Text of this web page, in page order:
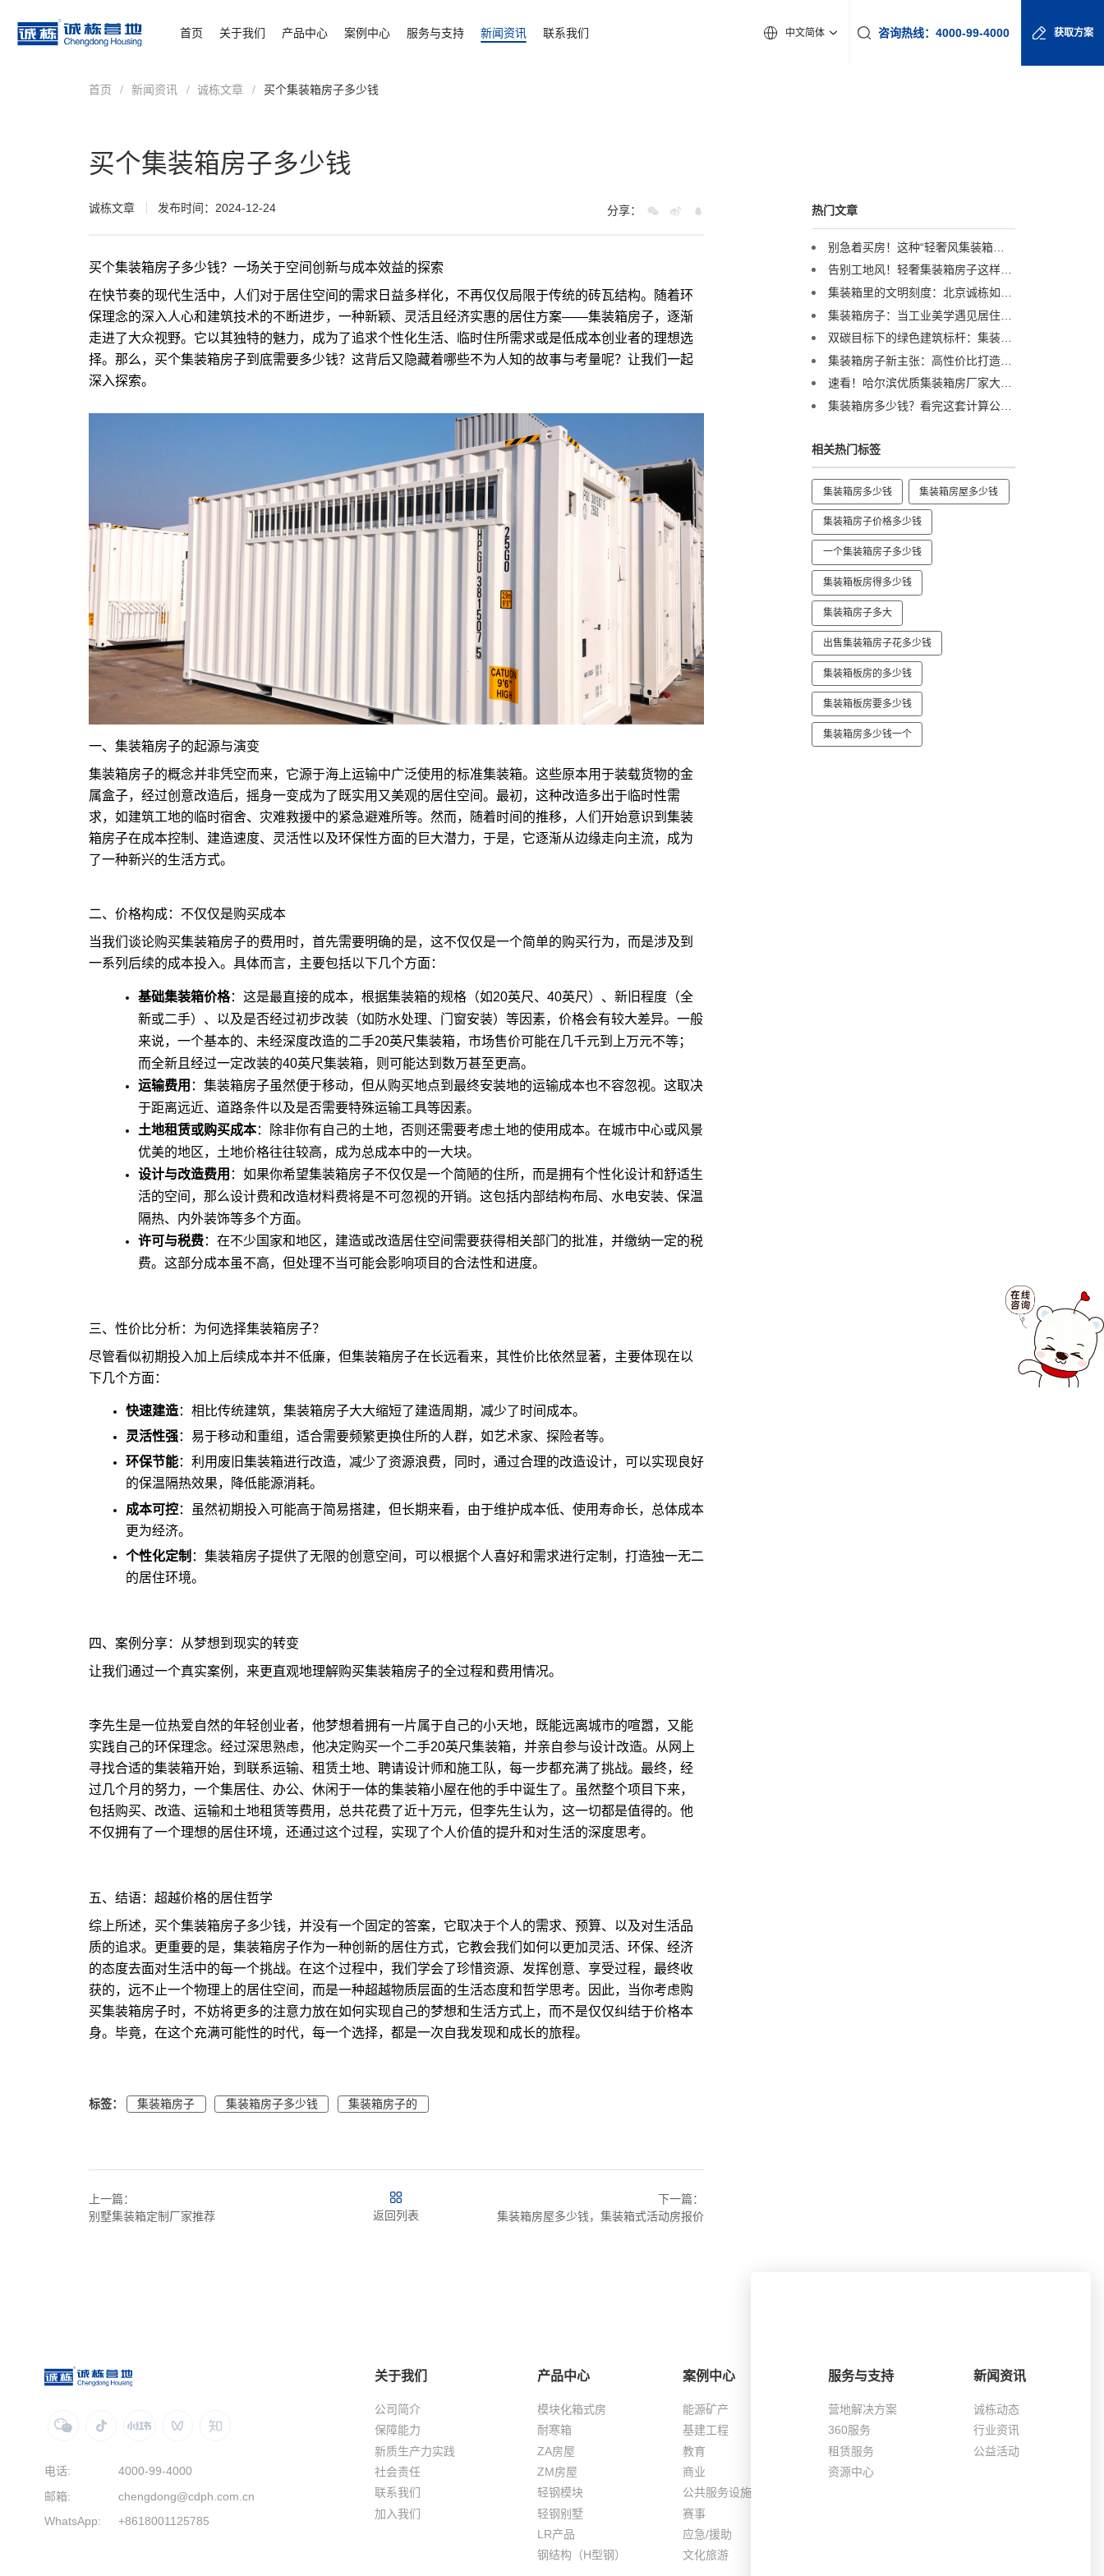
首页 关于我们 产品中心 案例中心 服务与支持 新闻资讯 联系我们 中文简体 咨询热线：4000-99-4000 获取方案
首页 / 新闻资讯 / 诚栋文章 / 买个集装箱房子多少钱
买个集装箱房子多少钱
诚栋文章 发布时间：2024-12-24 分享：
买个集装箱房子多少钱？一场关于空间创新与成本效益的探索
在快节奏的现代生活中，人们对于居住空间的需求日益多样化，不再仅仅局限于传统的砖瓦结构。随着环
保理念的深入人心和建筑技术的不断进步，一种新颖、灵活且经济实惠的居住方案——集装箱房子，逐渐
走进了大众视野。它以其独特的魅力，成为了追求个性化生活、临时住所需求或是低成本创业者的理想选
择。那么，买个集装箱房子到底需要多少钱？这背后又隐藏着哪些不为人知的故事与考量呢？让我们一起
深入探索。
一、集装箱房子的起源与演变
集装箱房子的概念并非凭空而来，它源于海上运输中广泛使用的标准集装箱。这些原本用于装载货物的金
属盒子，经过创意改造后，摇身一变成为了既实用又美观的居住空间。最初，这种改造多出于临时性需
求，如建筑工地的临时宿舍、灾难救援中的紧急避难所等。然而，随着时间的推移，人们开始意识到集装
箱房子在成本控制、建造速度、灵活性以及环保性方面的巨大潜力，于是，它逐渐从边缘走向主流，成为
了一种新兴的生活方式。
二、价格构成：不仅仅是购买成本
当我们谈论购买集装箱房子的费用时，首先需要明确的是，这不仅仅是一个简单的购买行为，而是涉及到
一系列后续的成本投入。具体而言，主要包括以下几个方面：
基础集装箱价格：这是最直接的成本，根据集装箱的规格（如20英尺、40英尺）、新旧程度（全
新或二手）、以及是否经过初步改装（如防水处理、门窗安装）等因素，价格会有较大差异。一般
来说，一个基本的、未经深度改造的二手20英尺集装箱，市场售价可能在几千元到上万元不等；
而全新且经过一定改装的40英尺集装箱，则可能达到数万甚至更高。
运输费用 ：集装箱房子虽然便于移动，但从购买地点到最终安装地的运输成本也不容忽视。这取决
于距离远近、道路条件以及是否需要特殊运输工具等因素。
土地租赁或购买成本：除非你有自己的土地，否则还需要考虑土地的使用成本。在城市中心或风景
优美的地区，土地价格往往较高，成为总成本中的一大块。
设计与改造费用 ：如果你希望集装箱房子不仅仅是一个简陋的住所，而是拥有个性化设计和舒适生
活的空间，那么设计费和改造材料费将是不可忽视的开销。这包括内部结构布局、水电安装、保温
隔热、内外装饰等多个方面。
许可与税费：在不少国家和地区，建造或改造居住空间需要获得相关部门的批准，并缴纳一定的税
费。这部分成本虽不高，但处理不当可能会影响项目的合法性和进度。
三、性价比分析：为何选择集装箱房子？
尽管看似初期投入加上后续成本并不低廉，但集装箱房子在长远看来，其性价比依然显著，主要体现在以
下几个方面：
快速建造：相比传统建筑，集装箱房子大大缩短了建造周期，减少了时间成本。
灵活性强：易于移动和重组，适合需要频繁更换住所的人群，如艺术家、探险者等。
环保节能：利用废旧集装箱进行改造，减少了资源浪费，同时，通过合理的改造设计，可以实现良好
的保温隔热效果，降低能源消耗。
成本可控：虽然初期投入可能高于简易搭建，但长期来看，由于维护成本低、使用寿命长，总体成本
更为经济。
个性化定制 ：集装箱房子提供了无限的创意空间，可以根据个人喜好和需求进行定制，打造独一无二
的居住环境。
四、案例分享：从梦想到现实的转变
让我们通过一个真实案例，来更直观地理解购买集装箱房子的全过程和费用情况。
李先生是一位热爱自然的年轻创业者，他梦想着拥有一片属于自己的小天地，既能远离城市的喧嚣，又能
实践自己的环保理念。经过深思熟虑，他决定购买一个二手20英尺集装箱，并亲自参与设计改造。从网上
寻找合适的集装箱开始，到联系运输、租赁土地、聘请设计师和施工队，每一步都充满了挑战。最终，经
过几个月的努力，一个集居住、办公、休闲于一体的集装箱小屋在他的手中诞生了。虽然整个项目下来，
包括购买、改造、运输和土地租赁等费用，总共花费了近十万元，但李先生认为，这一切都是值得的。他
不仅拥有了一个理想的居住环境，还通过这个过程，实现了个人价值的提升和对生活的深度思考。
五、结语：超越价格的居住哲学
综上所述，买个集装箱房子多少钱，并没有一个固定的答案，它取决于个人的需求、预算、以及对生活品
质的追求。更重要的是，集装箱房子作为一种创新的居住方式，它教会我们如何以更加灵活、环保、经济
的态度去面对生活中的每一个挑战。在这个过程中，我们学会了珍惜资源、发挥创意、享受过程，最终收
获的，远不止一个物理上的居住空间，而是一种超越物质层面的生活态度和哲学思考。因此，当你考虑购
买集装箱房子时，不妨将更多的注意力放在如何实现自己的梦想和生活方式上，而不是仅仅纠结于价格本
身。毕竟，在这个充满可能性的时代，每一个选择，都是一次自我发现和成长的旅程。
标签： 集装箱房子 集装箱房子多少钱 集装箱房子的
上一篇：
别墅集装箱定制厂家推荐
返回列表
下一篇：
集装箱房屋多少钱，集装箱式活动房报价
热门文章
告别工地风！轻奢集装箱房子这样装，月租？元也能惊艳朋友圈
速看！哈尔滨优质集装箱房厂家大盘点！
相关热门标签
集装箱房多少钱 集装箱房屋多少钱
集装箱房子价格多少钱
一个集装箱房子多少钱
集装箱板房得多少钱
集装箱房子多大
出售集装箱房子花多少钱
集装箱板房的多少钱
集装箱板房要多少钱
集装箱房多少钱一个
电话:
4000-99-4000
邮箱:
chengdong@cdph.com.cn
WhatsApp:
+8618001125785
关于我们
公司简介
保障能力
新质生产力实践
社会责任
联系我们
加入我们
产品中心
模块化箱式房
耐寒箱
ZA房屋
ZM房屋
轻钢模块
轻钢别墅
LR产品
钢结构（H型钢）
案例中心
能源矿产
基建工程
教育
商业
公共服务设施
赛事
应急/援助
文化旅游
服务与支持
营地解决方案
360服务
租赁服务
资源中心
新闻资讯
诚栋动态
行业资讯
公益活动